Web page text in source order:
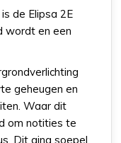
de Elipsa 2E
wordt en een
geheugen en
Waar dit
om notities te
Dit ging soepel